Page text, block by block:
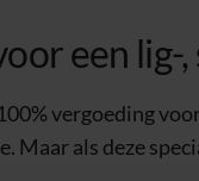
een lig-
vergoeding
Maar als deze